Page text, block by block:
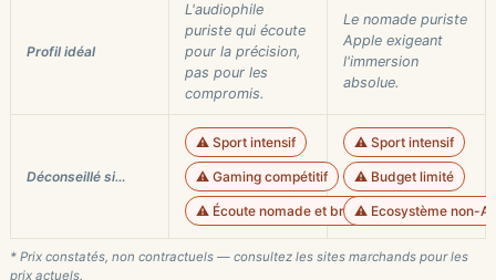
Profil idéal
L'audiophile
puriste qui écoute
pour la précision,
pas pour les
compromis.
Le nomade puriste
Apple exigeant
l'immersion
absolue.
Déconseillé si…
⚠️ Sport intensif
⚠️ Gaming compétitif
⚠️ Écoute nomade et bruyante
⚠️ Sport intensif
⚠️ Budget limité
⚠️ Ecosystème non-
* Prix constatés, non contractuels — consultez les sites marchands pour les
prix actuels.